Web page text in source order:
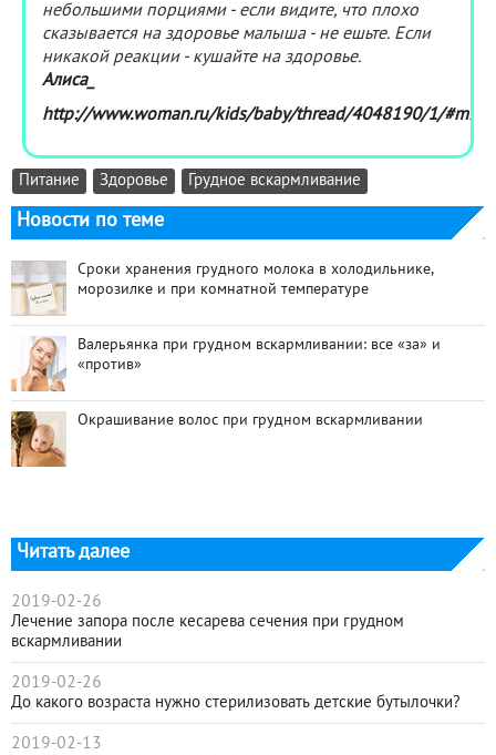
небольшими порциями - если видите, что плохо
сказывается на здоровье малыша - не ешьте. Если
никакой реакции - кушайте на здоровье.
Алиса_
http://www.woman.ru/kids/baby/thread/4048190/1/
Питание Здоровье Грудное вскармливание
Новости по теме
Сроки хранения грудного молока в холодильнике,
морозилке и при комнатной температуре
Валерьянка при грудном вскармливании: все «за» и
«против»
Окрашивание волос при грудном вскармливании
Читать далее
2019-02-26
Лечение запора после кесарева сечения при грудном
вскармливании
2019-02-26
До какого возраста нужно стерилизовать детские бутылочки?
2019-02-13